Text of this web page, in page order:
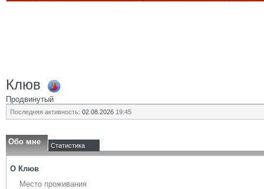
Клюв
Продвинутый
Последняя активность: 02.08.2026 19:45
Обо мне Статистика
О Клюв
Место проживания